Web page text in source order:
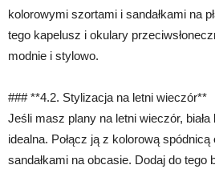
kolorowymi szortami i sandałkami na
tego kapelusz i okulary
modnie i stylowo.
### **4.2. Stylizacja na letni wieczór**
Jeśli masz plany na letni wieczór,
idealna. Połącz ją z kolorową
sandałkami na obcasie. Dodaj do tego